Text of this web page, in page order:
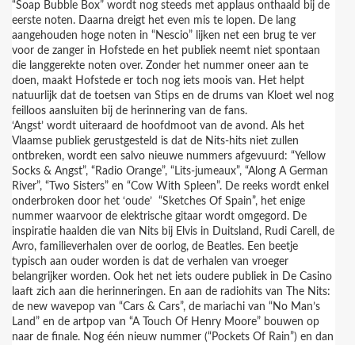
“Soap Bubble Box” wordt nog steeds met applaus onthaald bij de
eerste noten. Daarna dreigt het even mis te lopen. De lang
aangehouden hoge noten in “Nescio” lijken net een brug te ver
voor de zanger in Hofstede en het publiek neemt niet spontaan
die langgerekte noten over. Zonder het nummer oneer aan te
doen, maakt Hofstede er toch nog iets moois van. Het helpt
natuurlijk dat de toetsen van Stips en de drums van Kloet wel nog
feilloos aansluiten bij de herinnering van de fans.
‘Angst’ wordt uiteraard de hoofdmoot van de avond. Als het
Vlaamse publiek gerustgesteld is dat de Nits-hits niet zullen
ontbreken, wordt een salvo nieuwe nummers afgevuurd: “Yellow
Socks & Angst”, “Radio Orange”, “Lits-jumeaux”, “Along A German
River”, “Two Sisters” en “Cow With Spleen”. De reeks wordt enkel
onderbroken door het ‘oude’ “Sketches Of Spain”, het enige
nummer waarvoor de elektrische gitaar wordt omgegord. De
inspiratie haalden die van Nits bij Elvis in Duitsland, Rudi Carell, de
Avro, familieverhalen over de oorlog, de Beatles. Een beetje
typisch aan ouder worden is dat de verhalen van vroeger
belangrijker worden. Ook het net iets oudere publiek in De Casino
laaft zich aan die herinneringen. En aan de radiohits van The Nits:
de new wavepop van “Cars & Cars”, de mariachi van “No Man’s
Land” en de artpop van “A Touch Of Henry Moore” bouwen op
naar de finale. Nog één nieuw nummer (“Pockets Of Rain”) en dan